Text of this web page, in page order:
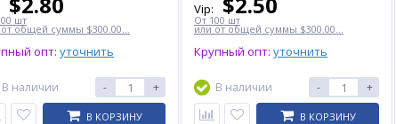
шт
общей суммы $300.00...
опт: уточнить
В наличии - +
В КОРЗИНУ
Vip:
От 100 шт
или от общей суммы $300.00...
Крупный опт: уточнить
В наличии - +
В КОРЗИНУ